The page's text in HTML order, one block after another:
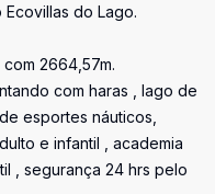
do Lago.
2664,57m.
com haras , lago de
esportes náuticos,
e infantil , academia
, segurança 24 hrs pelo